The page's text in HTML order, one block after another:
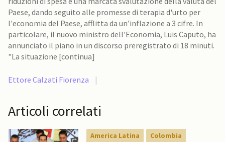
Paese, dando seguito alle promesse di terapia d'urto per
l'economia del Paese, afflitta da un’inflazione a 3 cifre. In
particolare, il nuovo ministro dell'Economia, Luis Caputo, ha
annunciato il piano in un discorso preregistrato di 18 minuti.
"La situazione [continua]
Ettore Calzati Fiorenza |
Articoli correlati
America Latina Colombia